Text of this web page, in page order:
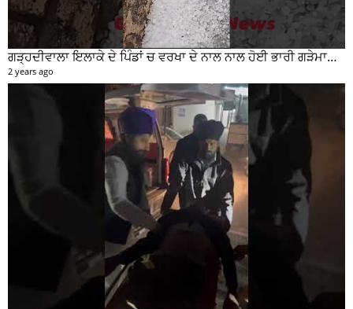
ਗੜ੍ਹਦੀਵਾਲਾ ਇਲਾਕੇ ਦੇ ਪਿੰਡਾਂ ਚ ਵਰਖਾ ਦੇ ਨਾਲ ਨਾਲ ਹੋਈ ਭਾਰੀ ਗੜੇਮਾਰੀ ਦੀਆਂ ਦੇਖੋ ਤਸਵੀਰਾਂ #garhdiwala #snow
2 years ago